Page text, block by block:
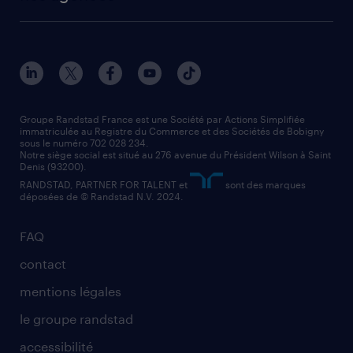
manutentionnaire
assistant administratif
comptable
solutions opérationnelles
contact entreprise
faq intérim / recrutement
nos agences par ville
nos agences par région
nos cabinets de recrutement
FAQ
contact
mentions légales
le groupe randstad
accessibilité
Groupe Randstad France est une Société par Actions Simplifiée
immatriculée au Registre du Commerce et des Sociétés de Bobigny
sous le numéro 702 028 234.
Notre siège social est situé au 276 avenue du Président Wilson à Saint
Denis (93200).
RANDSTAD, PARTNER FOR TALENT et
sont des marques
déposées de © Randstad N.V. 2024.